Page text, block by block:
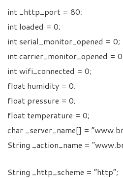
int _http_port = 80;
int loaded = 0;
int serial_monitor_opened = 0;
int carrier_monitor_opened =
int wifi_connected = 0;
float humidity = 0;
float pressure = 0;
float temperature = 0;
char _server_name[] =
String _action_name =
String _http_scheme = “http”;